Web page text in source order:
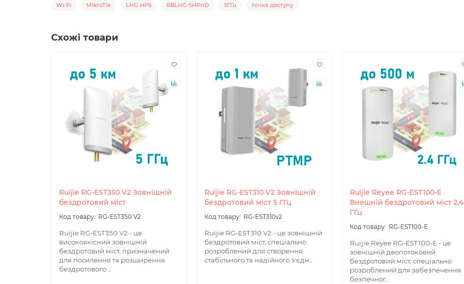
Wi-Fi MikroTik LHG HP5 RBLHG-5HPnD 5ГГц точка доступу
Схожі товари
Ruijie RG-EST350 V2 Зовнішній
бездротовий міст
RG-EST350 V2
Ruijie RG-EST350 V2 - це
високоякісний зовнішній
бездротовий міст, призначений
для посилення та розширення
бездротового ..
Ruijie RG-EST310 V2 Зовнішній
бездротовий міст 5 ГГц
RG-EST310v2
Ruijie RG-EST310 V2 - це зовнішній
бездротовий міст, спеціально
розроблений для створення
стабільного та надійного з'єдн..
Ruijie Reyee RG-EST100-E
Внешній бездротовий міст 2,4
ГГц
RG-EST100-E
Ruijie Reyee RG-EST100-E - це
зовнішній двопотоковий
бездротовий міст, спеціально
розроблений для забезпечення
безпечног..